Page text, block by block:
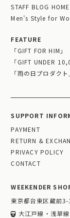
STAFF BLOG HOME
Men's Style for
FEATURE
「GIFT FOR HIM」
「GIFT UNDER
「雨の日プロダクト
SUPPORT
PAYMENT
RETURN &
PRIVACY POLICY
CONTACT
WEEKENDER
東京都台東区蔵前
大江戸線・浅草